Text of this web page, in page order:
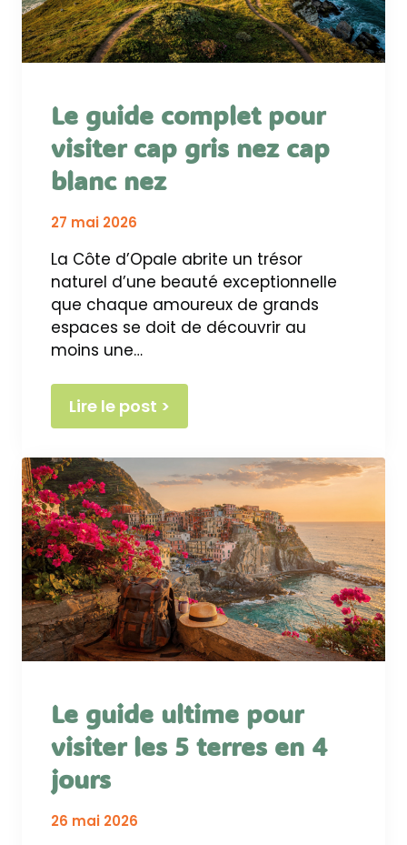
Le guide complet pour
visiter cap gris nez cap
blanc nez
27 mai 2026
La Côte d’Opale abrite un trésor
naturel d’une beauté exceptionnelle
que chaque amoureux de grands
espaces se doit de découvrir au
moins une…
Lire le post >
Le guide ultime pour
visiter les 5 terres en 4
jours
26 mai 2026